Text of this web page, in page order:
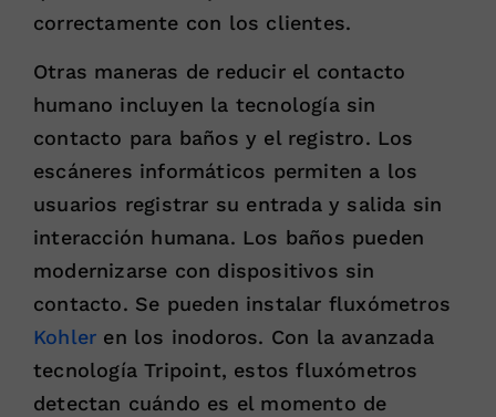
correctamente con los clientes.
Otras maneras de reducir el contacto
humano incluyen la tecnología sin
contacto para baños y el registro. Los
escáneres informáticos permiten a los
usuarios registrar su entrada y salida sin
interacción humana. Los baños pueden
modernizarse con dispositivos sin
contacto. Se pueden instalar fluxómetros
Kohler en los inodoros. Con la avanzada
tecnología Tripoint, estos fluxómetros
detectan cuándo es el momento de